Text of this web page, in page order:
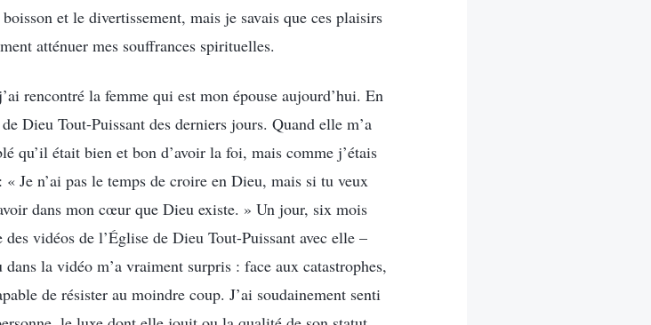
et le divertissement, mais je savais que ces plaisirs
atténuer mes souffrances spirituelles.
rencontré la femme qui est mon épouse aujourd’hui. En
Dieu Tout-Puissant des derniers jours. Quand elle m’a
qu’il était bien et bon d’avoir la foi, mais comme j’étais
Je n’ai pas le temps de croire en Dieu, mais si tu veux
dans mon cœur que Dieu existe. » Un jour, six mois
vidéos de l’Église de Dieu Tout-Puissant avec elle –
la vidéo m’a vraiment surpris : face aux catastrophes,
de résister au moindre coup. J’ai soudainement senti